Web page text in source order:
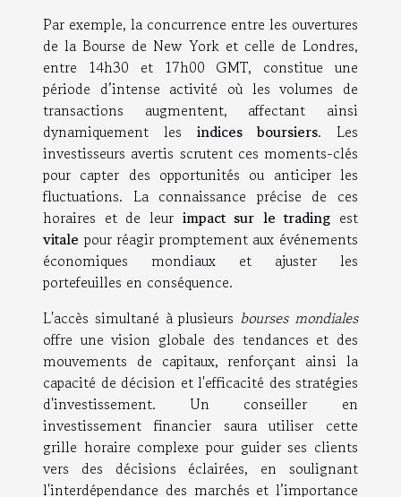
Par exemple, la concurrence entre les ouvertures
de la Bourse de New York et celle de Londres,
entre 14h30 et 17h00 GMT, constitue une
période d’intense activité où les volumes de
transactions augmentent, affectant ainsi
dynamiquement les indices boursiers. Les
investisseurs avertis scrutent ces moments-clés
pour capter des opportunités ou anticiper les
fluctuations. La connaissance précise de ces
horaires et de leur impact sur le trading est
vitale pour réagir promptement aux événements
économiques mondiaux et ajuster les
portefeuilles en conséquence.
L'accès simultané à plusieurs bourses mondiales
offre une vision globale des tendances et des
mouvements de capitaux, renforçant ainsi la
capacité de décision et l'efficacité des stratégies
d'investissement. Un conseiller en
investissement financier saura utiliser cette
grille horaire complexe pour guider ses clients
vers des décisions éclairées, en soulignant
l'interdépendance des marchés et l’importance